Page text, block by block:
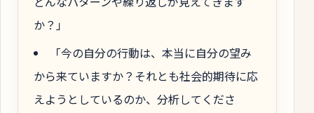
か？」
「今の自分の行動は、本当に自分の望み
から来ていますか？それとも社会的期待に応
えようとしているのか、分析してくださ